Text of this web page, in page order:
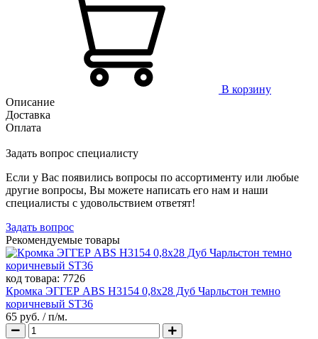
В корзину
Описание
Доставка
Оплата
Задать вопрос специалисту
Если у Вас появились вопросы по ассортименту или любые
другие вопросы, Вы можете написать его нам и наши
специалисты с удовольствием ответят!
Задать вопрос
Рекомендуемые товары
код товара: 7726
Кромка ЭГГЕР ABS H3154 0,8х28 Дуб Чарльстон темно
коричневый ST36
65 руб. / п/м.